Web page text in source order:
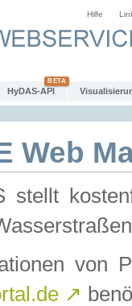
Hilfe
HyDAS-API
Web
stellt
von
↗